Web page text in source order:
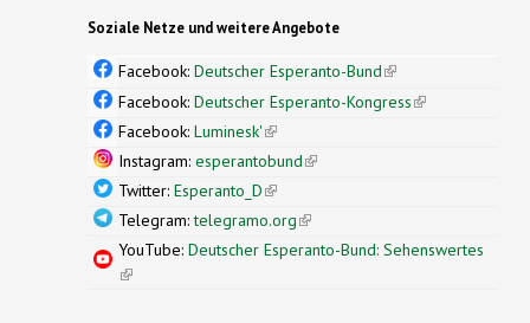
Soziale Netze und weitere Angebote
Facebook: Deutscher Esperanto-Bund(link is
external)
Facebook: Deutscher Esperanto-Kongress(link is
Facebook: Luminesk'(link is external)
Instagram: esperantobund(link is external)
Twitter: Esperanto_D(link is external)
Telegram:telegramo.org(link is external)
YouTube: Deutscher Esperanto-Bund: Sehenswertes
(link is external)